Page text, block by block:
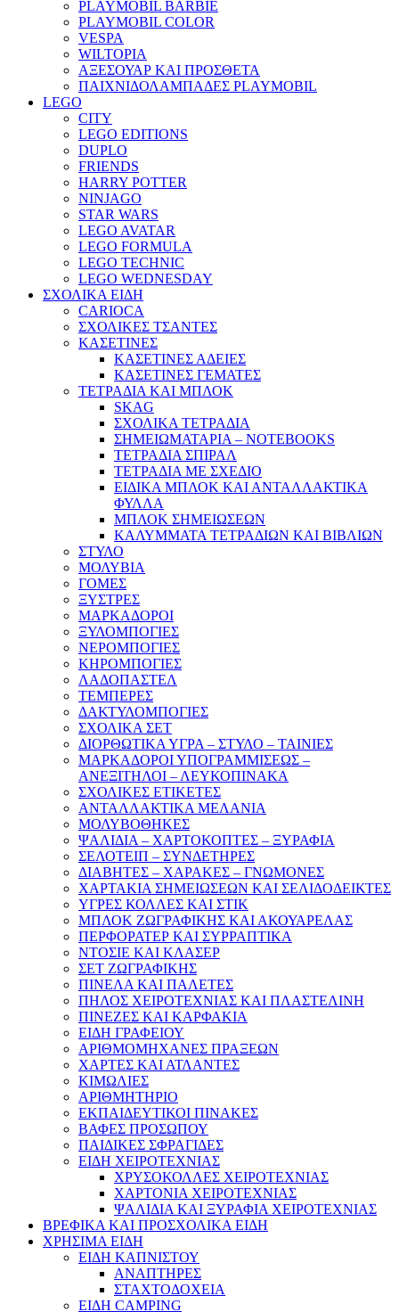
PLAYMOBIL BARBIE
PLAYMOBIL COLOR
VESPA
WILTOPIA
ΑΞΕΣΟΥΑΡ ΚΑΙ ΠΡΟΣΘΕΤΑ
ΠΑΙΧΝΙΔΟΛΑΜΠΑΔΕΣ PLAYMOBIL
LEGO
CITY
LEGO EDITIONS
DUPLO
FRIENDS
HARRY POTTER
NINJAGO
STAR WARS
LEGO AVATAR
LEGO FORMULA
LEGO TECHNIC
LEGO WEDNESDAY
ΣΧΟΛΙΚΑ ΕΙΔΗ
CARIOCA
ΣΧΟΛΙΚΕΣ ΤΣΑΝΤΕΣ
ΚΑΣΕΤΙΝΕΣ
ΚΑΣΕΤΙΝΕΣ ΑΔΕΙΕΣ
ΚΑΣΕΤΙΝΕΣ ΓΕΜΑΤΕΣ
ΤΕΤΡΑΔΙΑ ΚΑΙ ΜΠΛΟΚ
SKAG
ΣΧΟΛΙΚΑ ΤΕΤΡΑΔΙΑ
ΣΗΜΕΙΩΜΑΤΑΡΙΑ – NOTEBOOKS
ΤΕΤΡΑΔΙΑ ΣΠΙΡΑΛ
ΤΕΤΡΑΔΙΑ ΜΕ ΣΧΕΔΙΟ
ΕΙΔΙΚΑ ΜΠΛΟΚ ΚΑΙ ΑΝΤΑΛΛΑΚΤΙΚΑ
ΦΥΛΛΑ
ΜΠΛΟΚ ΣΗΜΕΙΩΣΕΩΝ
ΚΑΛΥΜΜΑΤΑ ΤΕΤΡΑΔΙΩΝ ΚΑΙ ΒΙΒΛΙΩΝ
ΣΤΥΛΟ
ΜΟΛΥΒΙΑ
ΓΟΜΕΣ
ΞΥΣΤΡΕΣ
ΜΑΡΚΑΔΟΡΟΙ
ΞΥΛΟΜΠΟΓΙΕΣ
ΝΕΡΟΜΠΟΓΙΕΣ
ΚΗΡΟΜΠΟΓΙΕΣ
ΛΑΔΟΠΑΣΤΕΛ
ΤΕΜΠΕΡΕΣ
ΔΑΚΤΥΛΟΜΠΟΓΙΕΣ
ΣΧΟΛΙΚΑ ΣΕΤ
ΔΙΟΡΘΩΤΙΚΑ ΥΓΡΑ – ΣΤΥΛΟ – ΤΑΙΝΙΕΣ
ΜΑΡΚΑΔΟΡΟΙ ΥΠΟΓΡΑΜΜΙΣΕΩΣ –
ΑΝΕΞΙΤΗΛΟΙ – ΛΕΥΚΟΠΙΝΑΚΑ
ΣΧΟΛΙΚΕΣ ΕΤΙΚΕΤΕΣ
ΑΝΤΑΛΛΑΚΤΙΚΑ ΜΕΛΑΝΙΑ
ΜΟΛΥΒΟΘΗΚΕΣ
ΨΑΛΙΔΙΑ – ΧΑΡΤΟΚΟΠΤΕΣ – ΞΥΡΑΦΙΑ
ΣΕΛΟΤΕΙΠ – ΣΥΝΔΕΤΗΡΕΣ
ΔΙΑΒΗΤΕΣ – ΧΑΡΑΚΕΣ – ΓΝΩΜΟΝΕΣ
ΧΑΡΤΑΚΙΑ ΣΗΜΕΙΩΣΕΩΝ ΚΑΙ ΣΕΛΙΔΟΔΕΙΚΤΕΣ
ΥΓΡΕΣ ΚΟΛΛΕΣ ΚΑΙ ΣΤΙΚ
ΜΠΛΟΚ ΖΩΓΡΑΦΙΚΗΣ ΚΑΙ ΑΚΟΥΑΡΕΛΑΣ
ΠΕΡΦΟΡΑΤΕΡ ΚΑΙ ΣΥΡΡΑΠΤΙΚΑ
ΝΤΟΣΙΕ ΚΑΙ ΚΛΑΣΕΡ
ΣΕΤ ΖΩΓΡΑΦΙΚΗΣ
ΠΙΝΕΛΑ ΚΑΙ ΠΑΛΕΤΕΣ
ΠΗΛΟΣ ΧΕΙΡΟΤΕΧΝΙΑΣ ΚΑΙ ΠΛΑΣΤΕΛΙΝΗ
ΠΙΝΕΖΕΣ ΚΑΙ ΚΑΡΦΑΚΙΑ
ΕΙΔΗ ΓΡΑΦΕΙΟΥ
ΑΡΙΘΜΟΜΗΧΑΝΕΣ ΠΡΑΞΕΩΝ
ΧΑΡΤΕΣ ΚΑΙ ΑΤΛΑΝΤΕΣ
ΚΙΜΩΛΙΕΣ
ΑΡΙΘΜΗΤΗΡΙΟ
ΕΚΠΑΙΔΕΥΤΙΚΟΙ ΠΙΝΑΚΕΣ
ΒΑΦΕΣ ΠΡΟΣΩΠΟΥ
ΠΑΙΔΙΚΕΣ ΣΦΡΑΓΙΔΕΣ
ΕΙΔΗ ΧΕΙΡΟΤΕΧΝΙΑΣ
ΧΡΥΣΟΚΟΛΛΕΣ ΧΕΙΡΟΤΕΧΝΙΑΣ
ΧΑΡΤΟΝΙΑ ΧΕΙΡΟΤΕΧΝΙΑΣ
ΨΑΛΙΔΙΑ ΚΑΙ ΞΥΡΑΦΙΑ ΧΕΙΡΟΤΕΧΝΙΑΣ
ΒΡΕΦΙΚΑ ΚΑΙ ΠΡΟΣΧΟΛΙΚΑ ΕΙΔΗ
ΧΡΗΣΙΜΑ ΕΙΔΗ
ΕΙΔΗ ΚΑΠΝΙΣΤΟΥ
ΑΝΑΠΤΗΡΕΣ
ΣΤΑΧΤΟΔΟΧΕΙΑ
ΕΙΔΗ CAMPING